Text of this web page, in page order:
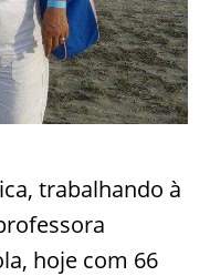
trabalhando à
hoje com 66